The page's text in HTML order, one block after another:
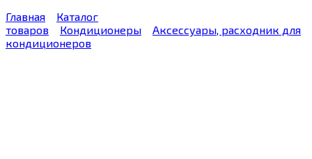
Главная
Каталог
товаров
Кондиционеры
Аксессуары, расходник для
кондиционеров